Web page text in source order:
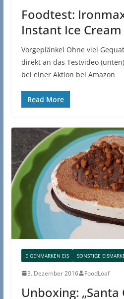
Foodtest:
Instant Ice Cream
Vorgeplänkel Ohne viel
direkt an das Testvideo
bei einer Aktion bei Amazon
Read More
EIGENMARKEN EIS SONSTIGE
3. Dezember 2016 FoodLoaf
Unboxing: „Santa